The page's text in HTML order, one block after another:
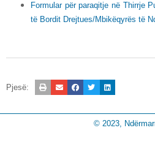
Formular për paraqitje në Thirrje
të Bordit Drejtues/Mbikëqyrës të
Pjesë:
© 2023,